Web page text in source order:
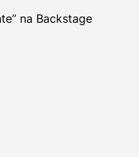
na Backstage